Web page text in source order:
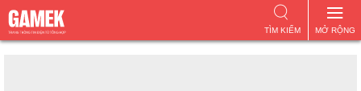
MỞ RỘNG
TÌM KIẾM